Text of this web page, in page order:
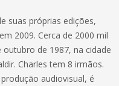
suas próprias edições,
2009. Cerca de 2000 mil
outubro de 1987, na cidade
Charles tem 8 irmãos.
audiovisual, é